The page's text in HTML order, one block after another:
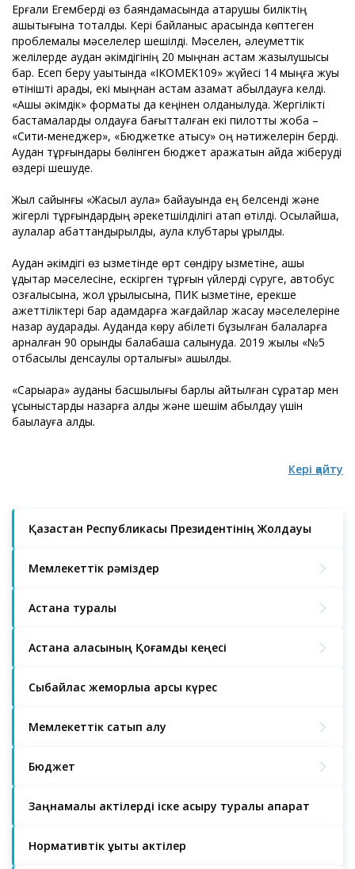
Қазақстан Республикасы Президентінің Жолдауы
Мемлекеттік рәміздер
Астана туралы
Астана қаласының Қоғамдық кеңесі
Сыбайлас жемқорлыққа қарсы күрес
Мемлекеттік сатып алу
Бюджет
Заңнамалық актілерді іске асыру туралы ақпарат
Нормативтік құқықтық актілер
Ерғали Егемберді өз баяндамасында атқарушы биліктің
ашықтығына тоқталды. Кері байланыс арқасында көптеген
проблемалық мәселелер шешілді. Мәселен, әлеуметтік
желілерде аудан әкімдігінің 20 мыңнан астам жазылушысы
бар. Есеп беру уақытында «IKOMEK109» жүйесі 14 мыңға жуық
өтінішті қарады, екі мыңнан астам азамат қабылдауға келді.
«Ашық әкімдік» форматы да кеңінен қолданылуда. Жергілікті
бастамаларды қолдауға бағытталған екі пилоттық жоба –
«Сити-менеджер», «Бюджетке қатысу» оң нәтижелерін берді.
Аудан тұрғындары бөлінген бюджет қаражатын қайда жіберуді
өздері шешуде.
Жыл сайынғы «Жасыл аула» байқауында ең белсенді және
жігерлі тұрғындардың әрекетшілділігі атап өтілді. Осылайша,
аулалар абаттандырылды, аула клубтары құрылды.
Аудан әкімдігі өз қызметінде өрт сөндіру қызметіне, ашық
құдықтар мәселесіне, ескірген тұрғын үйлерді сүруге, автобус
қозғалысына, жол құрылысына, ПИК қызметіне, ерекше
қажеттіліктері бар адамдарға жағдайлар жасау мәселелеріне
назар аударады. Ауданда көру қабілеті бұзылған балаларға
арналған 90 орындық балабақша салынуда. 2019 жылы «№5
отбасылық денсаулық орталығы» ашылды.
«Сарыарқа» ауданы басшылығы барлық айтылған сұрақтар мен
ұсыныстарды назарға алды және шешім қабылдау үшін
бақылауға алды.
Кері қайту